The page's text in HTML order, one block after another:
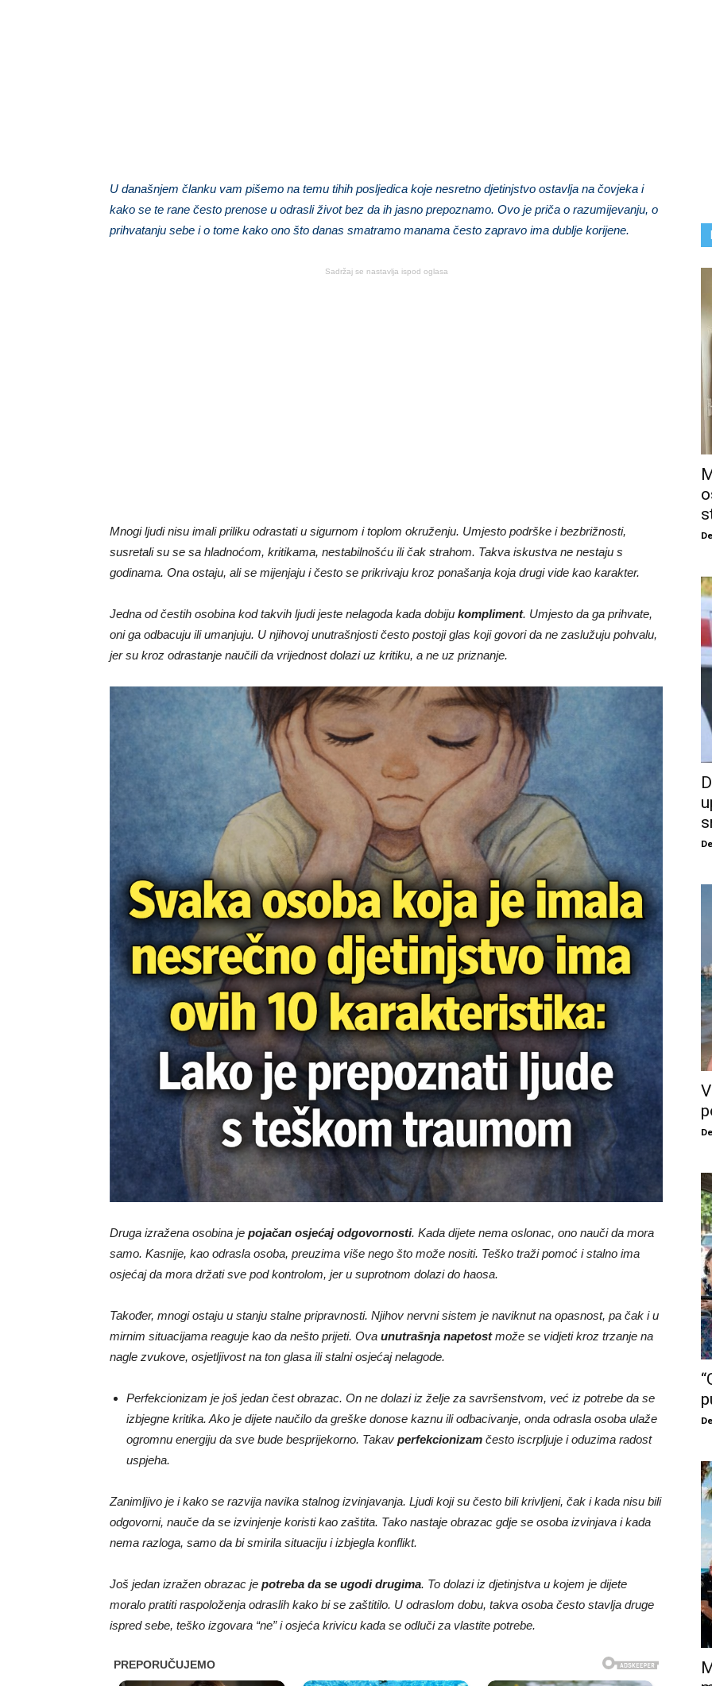
U današnjem članku vam pišemo na temu tihih posljedica koje nesretno djetinjstvo ostavlja na čovjeka i
kako se te rane često prenose u odrasli život bez da ih jasno prepoznamo. Ovo je priča o razumijevanju, o
prihvatanju sebe i o tome kako ono što danas smatramo manama često zapravo ima dublje korijene.
Sadržaj se nastavlja ispod oglasa
Mnogi ljudi nisu imali priliku odrastati u sigurnom i toplom okruženju. Umjesto podrške i bezbrižnosti,
susretali su se sa hladnoćom, kritikama, nestabilnošću ili čak strahom. Takva iskustva ne nestaju s
godinama. Ona ostaju, ali se mijenjaju i često se prikrivaju kroz ponašanja koja drugi vide kao karakter.
Jedna od čestih osobina kod takvih ljudi jeste nelagoda kada dobiju kompliment. Umjesto da ga prihvate,
oni ga odbacuju ili umanjuju. U njihovoj unutrašnjosti često postoji glas koji govori da ne zaslužuju pohvalu,
jer su kroz odrastanje naučili da vrijednost dolazi uz kritiku, a ne uz priznanje.
Druga izražena osobina je pojačan osjećaj odgovornosti. Kada dijete nema oslonac, ono nauči da mora
samo. Kasnije, kao odrasla osoba, preuzima više nego što može nositi. Teško traži pomoć i stalno ima
osjećaj da mora držati sve pod kontrolom, jer u suprotnom dolazi do haosa.
Također, mnogi ostaju u stanju stalne pripravnosti. Njihov nervni sistem je naviknut na opasnost, pa čak i u
mirnim situacijama reaguje kao da nešto prijeti. Ova unutrašnja napetostmože se vidjeti kroz trzanje na
nagle zvukove, osjetljivost na ton glasa ili stalni osjećaj nelagode.
Perfekcionizam je još jedan čest obrazac. On ne dolazi iz želje za savršenstvom, već iz potrebe da se
izbjegne kritika. Ako je dijete naučilo da greške donose kaznu ili odbacivanje, onda odrasla osoba ulaže
ogromnu energiju da sve bude besprijekorno. Takav perfekcionizam često iscrpljuje i oduzima radost
uspjeha.
Zanimljivo je i kako se razvija navika stalnog izvinjavanja. Ljudi koji su često bili krivljeni, čak i kada nisu bili
odgovorni, nauče da se izvinjenje koristi kao zaštita. Tako nastaje obrazac gdje se osoba izvinjava i kada
nema razloga, samo da bi smirila situaciju i izbjegla konflikt.
Još jedan izražen obrazac je potreba da se ugodi drugima. To dolazi iz djetinjstva u kojem je dijete
moralo pratiti raspoloženja odraslih kako bi se zaštitilo. U odraslom dobu, takva osoba često stavlja druge
ispred sebe, teško izgovara “ne” i osjeća krivicu kada se odluči za vlastite potrebe.